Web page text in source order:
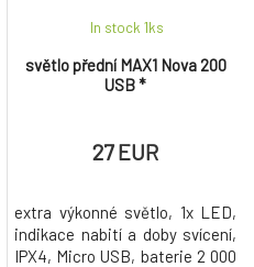
světlo přední MAX1 Nova 200
USB *
In stock 1ks
27 EUR
extra výkonné světlo, 1x LED,
indikace nabití a doby svícení,
IPX4, Micro USB, baterie 2 000